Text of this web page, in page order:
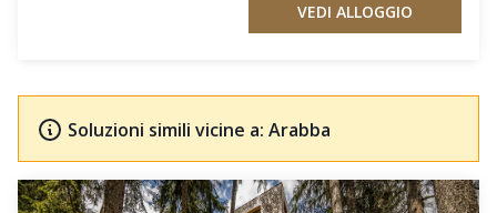
VEDI ALLOGGIO
Soluzioni simili vicine a: Arabba